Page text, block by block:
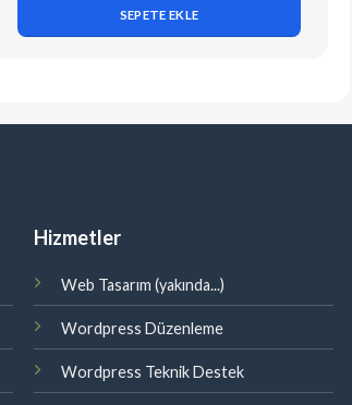
SEPETE EKLE
Hizmetler
Web Tasarım (yakında...)
Wordpress Düzenleme
Wordpress Teknik Destek